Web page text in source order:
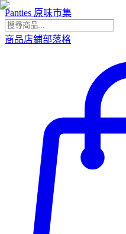
Panties 原味市集
商品店鋪部落格